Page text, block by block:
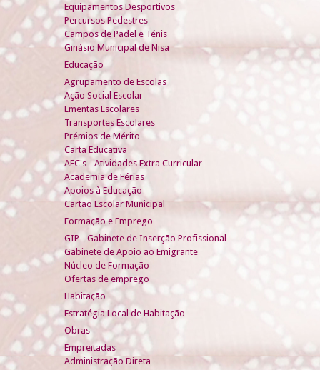
Equipamentos Desportivos
Percursos Pedestres
Campos de Padel e Ténis
Ginásio Municipal de Nisa
Educação
Agrupamento de Escolas
Ação Social Escolar
Ementas Escolares
Transportes Escolares
Prémios de Mérito
Carta Educativa
AEC's - Atividades Extra Curricular
Academia de Férias
Apoios à Educação
Cartão Escolar Municipal
Formação e Emprego
GIP - Gabinete de Inserção Profissional
Gabinete de Apoio ao Emigrante
Núcleo de Formação
Ofertas de emprego
Habitação
Estratégia Local de Habitação
Obras
Empreitadas
Administração Direta